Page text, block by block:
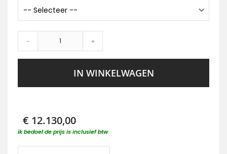
- +
IN WINKELWAGEN
€ 12.130,00
ik bedoel de prijs is inclusief btw